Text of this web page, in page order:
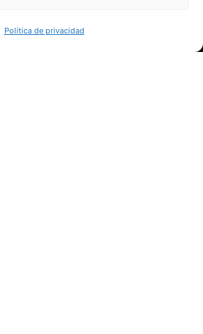
Política de privacidad